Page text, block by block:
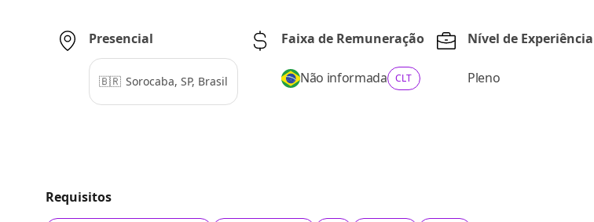
Presencial
🇧🇷 Sorocaba, SP, Brasil
Faixa de Remuneração
Não informada CLT
Nível de Experiência
Pleno
Requisitos